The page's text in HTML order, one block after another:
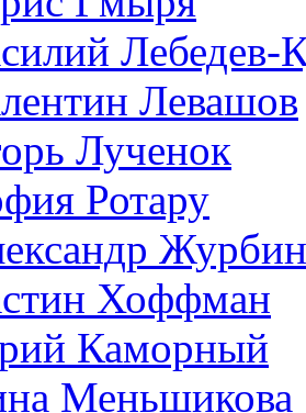
Лебедев-
Левашов
Лученок
Ротару
Журбин
Хоффман
Каморный
Меньшикова